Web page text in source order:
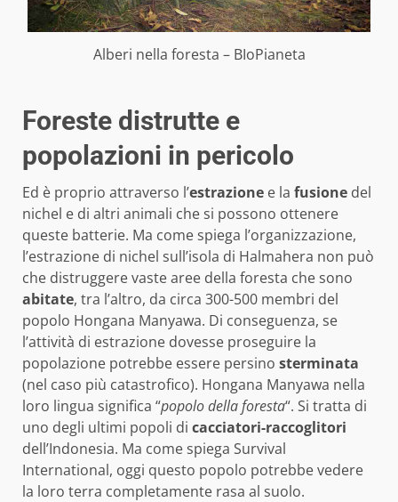
Alberi nella foresta – BIoPianeta
Foreste distrutte e
popolazioni in pericolo
Ed è proprio attraverso l’estrazione e la fusione del
nichel e di altri animali che si possono ottenere
queste batterie. Ma come spiega l’organizzazione,
l’estrazione di nichel sull’isola di Halmahera non può
che distruggere vaste aree della foresta che sono
abitate, tra l’altro, da circa 300-500 membri del
popolo Hongana Manyawa. Di conseguenza, se
l’attività di estrazione dovesse proseguire la
popolazione potrebbe essere persino sterminata
(nel caso più catastrofico). Hongana Manyawa nella
loro lingua significa “popolo della foresta“. Si tratta di
uno degli ultimi popoli di cacciatori-raccoglitori
dell’Indonesia. Ma come spiega Survival
International, oggi questo popolo potrebbe vedere
la loro terra completamente rasa al suolo.